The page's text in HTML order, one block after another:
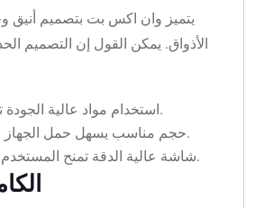
يتميز وان اكس بت بتصميم
الأذواق. يمكن القول إن التصميم
استخدام مواد عالية الجودة تضمن ديمومة الهاتف.
حجم مناسب يسهل حمل الجهاز واستخدامه بيد واحدة.
شاشة عالية الدقة تمنح المستخدم تجربة مشاهدة رائعة.